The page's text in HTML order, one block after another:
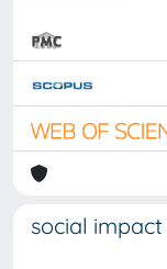
social impact